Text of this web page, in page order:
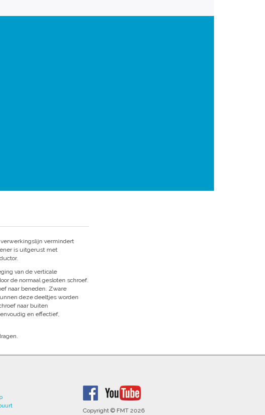
vermindert
is uitgerust met
van de verticale
de normaal gesloten schroef.
naar beneden. Zware
deze deeltjes worden
naar buiten
en effectief,
Copyright © FMT 2026